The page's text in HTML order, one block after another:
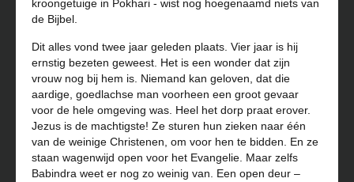
kroongetuige in Pokhari - wist nog hoegenaamd niets van
de Bijbel.
Dit alles vond twee jaar geleden plaats. Vier jaar is hij
ernstig bezeten geweest. Het is een wonder dat zijn
vrouw nog bij hem is. Niemand kan geloven, dat die
aardige, goedlachse man voorheen een groot gevaar
voor de hele omgeving was. Heel het dorp praat erover.
Jezus is de machtigste! Ze sturen hun zieken naar één
van de weinige Christenen, om voor hen te bidden. En ze
staan wagenwijd open voor het Evangelie. Maar zelfs
Babindra weet er nog zo weinig van. Een open deur –